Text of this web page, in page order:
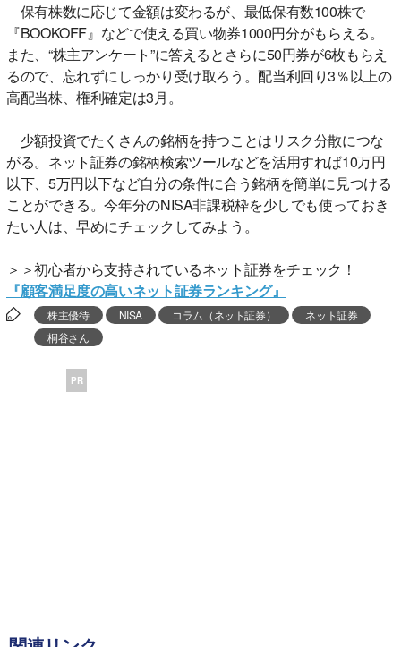
保有株数に応じて金額は変わるが、最低保有数100株で
『BOOKOFF』などで使える買い物券1000円分がもらえる。
また、“株主アンケート”に答えるとさらに50円券が6枚もらえ
るので、忘れずにしっかり受け取ろう。配当利回り3％以上の
高配当株、権利確定は3月。
少額投資でたくさんの銘柄を持つことはリスク分散につな
がる。ネット証券の銘柄検索ツールなどを活用すれば10万円
以下、5万円以下など自分の条件に合う銘柄を簡単に見つける
ことができる。今年分のNISA非課税枠を少しでも使っておき
たい人は、早めにチェックしてみよう。
＞＞初心者から支持されているネット証券をチェック！
『顧客満足度の高いネット証券ランキング』
株主優待 NISA コラム（ネット証券）
ネット証券
桐谷さん
PR